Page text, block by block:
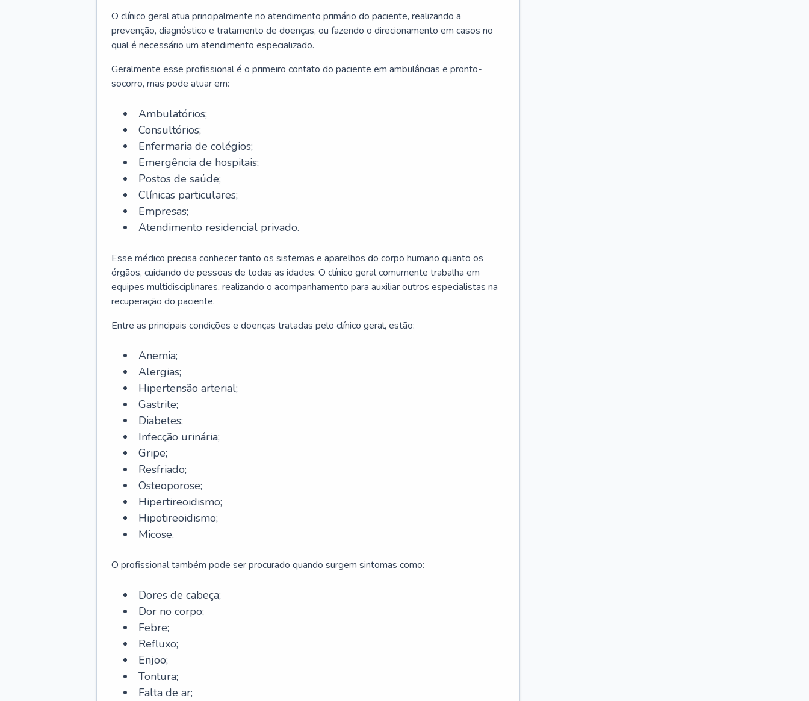
O clínico geral atua principalmente no atendimento primário do paciente, realizando a
prevenção, diagnóstico e tratamento de doenças, ou fazendo o direcionamento em casos no
qual é necessário um atendimento especializado.
Geralmente esse profissional é o primeiro contato do paciente em ambulâncias e pronto-
socorro, mas pode atuar em:
Ambulatórios;
Consultórios;
Enfermaria de colégios;
Emergência de hospitais;
Postos de saúde;
Clínicas particulares;
Empresas;
Atendimento residencial privado.
Esse médico precisa conhecer tanto os sistemas e aparelhos do corpo humano quanto os
órgãos, cuidando de pessoas de todas as idades. O clínico geral comumente trabalha em
equipes multidisciplinares, realizando o acompanhamento para auxiliar outros especialistas na
recuperação do paciente.
Entre as principais condições e doenças tratadas pelo clínico geral, estão:
Anemia;
Alergias;
Hipertensão arterial;
Gastrite;
Diabetes;
Infecção urinária;
Gripe;
Resfriado;
Osteoporose;
Hipertireoidismo;
Hipotireoidismo;
Micose.
O profissional também pode ser procurado quando surgem sintomas como:
Dores de cabeça;
Dor no corpo;
Febre;
Refluxo;
Enjoo;
Tontura;
Falta de ar;